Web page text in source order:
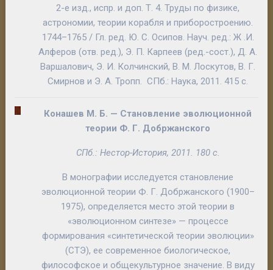
2-е изд., испр. и доп. Т. 4. Труды по физике,
астрономии, теории корабля и приборостроению.
1744–1765 / Гл. ред. Ю. С. Осипов. Науч. ред.: Ж .И.
Алферов(отв. ред.), Э. П. Карпеев (ред.-сост.),Д. А.
Варшалович, Э. И. Колчинский,В. М. Лоскутов,В. Г.
Смирнов и Э. А.Тропп. СПб.: Наука, 2011. 415 с.
Конашев М. Б. — Становление эволюционной
теории Ф. Г. Добржанского
СПб.: Нестор-История, 2011. 180 с.
В монографии исследуется становление
эволюционной теории Ф. Г. Добржанского (1900–
1975), определяется место этой теории в
«эволюционном синтезе» — процессе
формирования «синтетической теории эволюции»
(СТЭ), ее современное биологическое,
философское и общекультурное значение. В виду